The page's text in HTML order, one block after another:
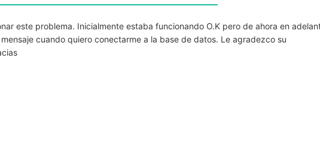
este problema. Inicialmente estaba funcionando O.K pero de ahora en
cuando quiero conectarme a la base de datos. Le agradezco su